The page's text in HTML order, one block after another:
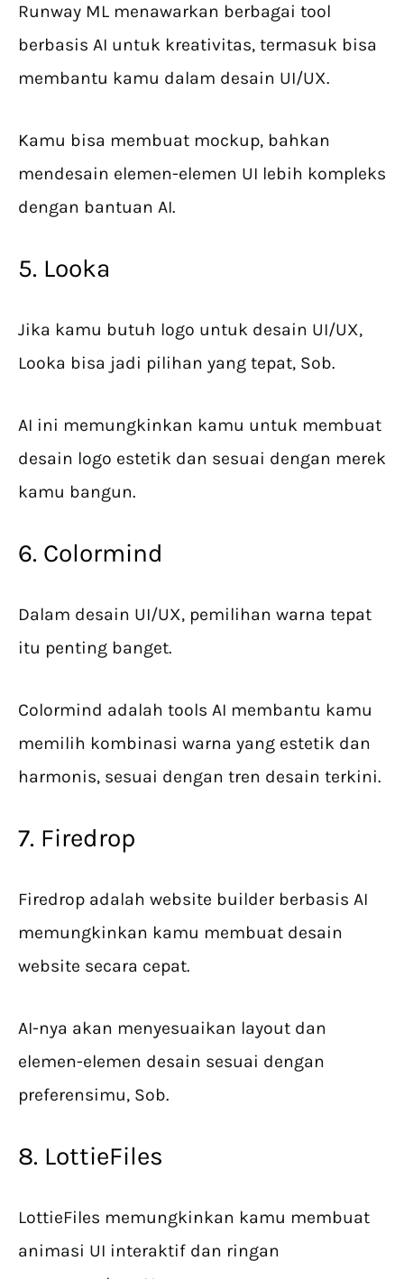
Runway ML menawarkan berbagai tool
berbasis AI untuk kreativitas, termasuk bisa
membantu kamu dalam desain UI/UX.
Kamu bisa membuat mockup, bahkan
mendesain elemen-elemen UI lebih kompleks
dengan bantuan AI.
5. Looka
Jika kamu butuh logo untuk desain UI/UX,
Looka bisa jadi pilihan yang tepat, Sob.
AI ini memungkinkan kamu untuk membuat
desain logo estetik dan sesuai dengan merek
kamu bangun.
6. Colormind
Dalam desain UI/UX, pemilihan warna tepat
itu penting banget.
Colormind adalah tools AI membantu kamu
memilih kombinasi warna yang estetik dan
harmonis, sesuai dengan tren desain terkini.
7. Firedrop
Firedrop adalah website builder berbasis AI
memungkinkan kamu membuat desain
website secara cepat.
AI-nya akan menyesuaikan layout dan
elemen-elemen desain sesuai dengan
preferensimu, Sob.
8. LottieFiles
LottieFiles memungkinkan kamu membuat
animasi UI interaktif dan ringan